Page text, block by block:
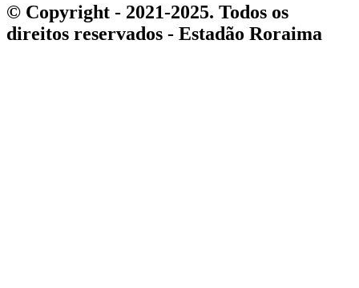
© Copyright - 2021-2025. Todos os
direitos reservados - Estadão Roraima